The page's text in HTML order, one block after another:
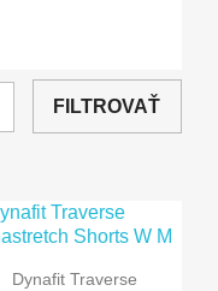
FILTROVAŤ
Dynafit Traverse